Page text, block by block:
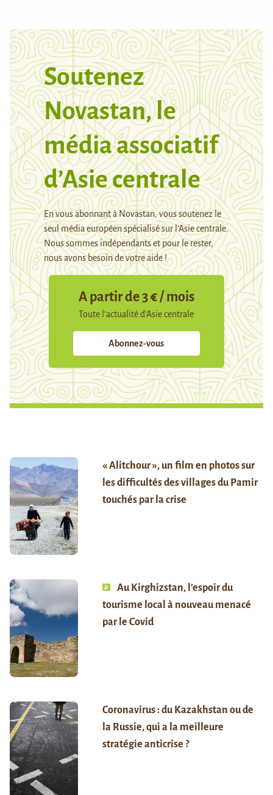
Soutenez
Novastan, le
média associatif
d’Asie centrale
En vous abonnant à Novastan, vous soutenez le
seul média européen spécialisé sur l’Asie centrale.
Nous sommes indépendants et pour le rester,
nous avons besoin de votre aide !
A partir de 3 € / mois
Toute l’actualité d’Asie centrale
Abonnez-vous
« Alitchour », un film en photos sur
les difficultés des villages du Pamir
touchés par la crise
Au Kirghizstan, l’espoir du
tourisme local à nouveau menacé
par le Covid
Coronavirus : du Kazakhstan ou de
la Russie, qui a la meilleure
stratégie anticrise ?